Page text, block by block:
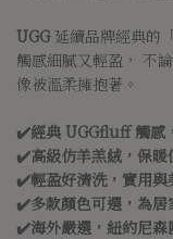
UGG 延續品牌經典的
觸感細膩又輕盈， 不
像被溫柔擁抱著。
✔️經典 UGGfluff 觸感
✔️高級仿羊羔絨，保暖
✔️輕盈好清洗，實用與
✔️多款顏色可選，為居
✔️海外嚴選，紐約尼森